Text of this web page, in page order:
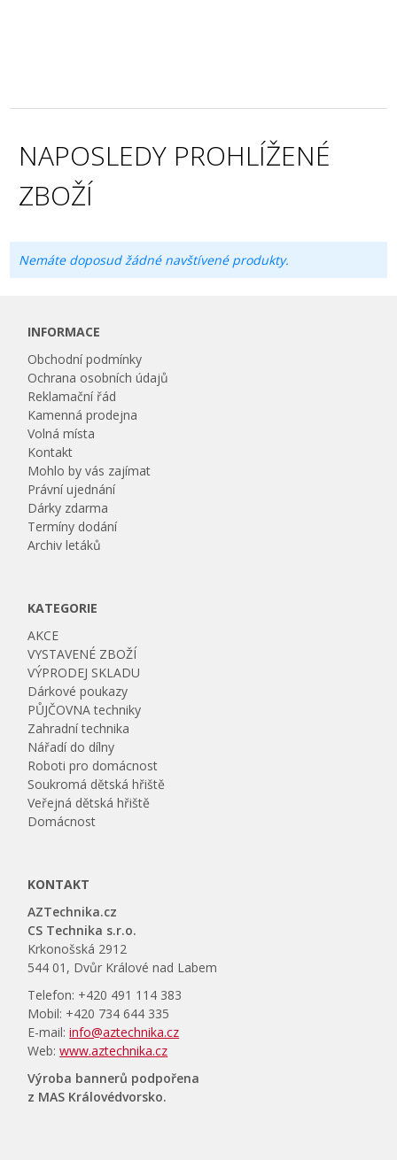
NAPOSLEDY PROHLÍŽENÉ
ZBOŽÍ
Nemáte doposud žádné navštívené produkty.
INFORMACE
Obchodní podmínky
Ochrana osobních údajů
Reklamační řád
Kamenná prodejna
Volná místa
Kontakt
Mohlo by vás zajímat
Právní ujednání
Dárky zdarma
Termíny dodání
Archiv letáků
KATEGORIE
AKCE
VYSTAVENÉ ZBOŽÍ
VÝPRODEJ SKLADU
Dárkové poukazy
PŮJČOVNA techniky
Zahradní technika
Nářadí do dílny
Roboti pro domácnost
Soukromá dětská hřiště
Veřejná dětská hřiště
Domácnost
KONTAKT
AZTechnika.cz
CS Technika s.r.o.
Krkonošská 2912
544 01, Dvůr Králové nad Labem
Telefon: +420 491 114 383
Mobil: +420 734 644 335
E-mail:info@aztechnika.cz
Web:www.aztechnika.cz
Výroba bannerů podpořena
z MAS Královédvorsko.